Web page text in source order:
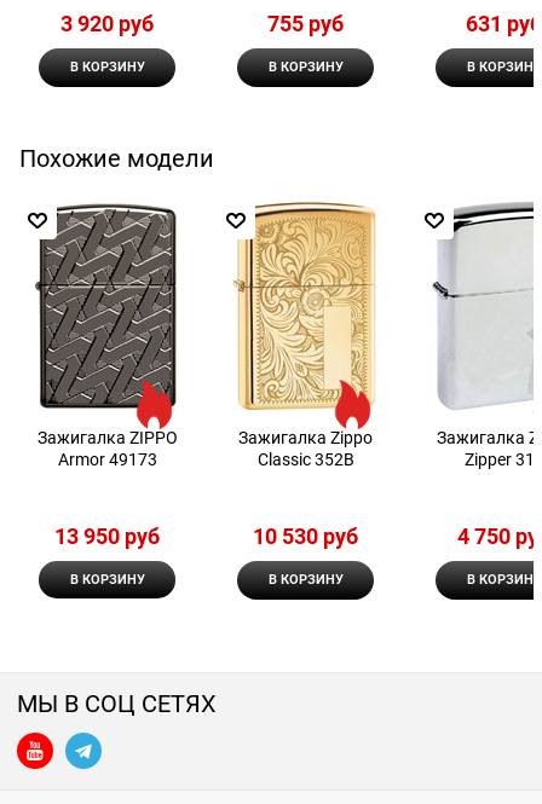
широкой зажигалки
Zippo
3 920 руб
В КОРЗИНУ
755 руб
В КОРЗИНУ
631 руб
В КОРЗИНУ
Похожие модели
Зажигалка ZIPPO
Armor 49173
13 950 руб
В КОРЗИНУ
Зажигалка Zippo
Classic 352B
10 530 руб
В КОРЗИНУ
Зажигалка
Zipper
4 750
В КОРЗИНУ
МЫ В СОЦ СЕТЯХ